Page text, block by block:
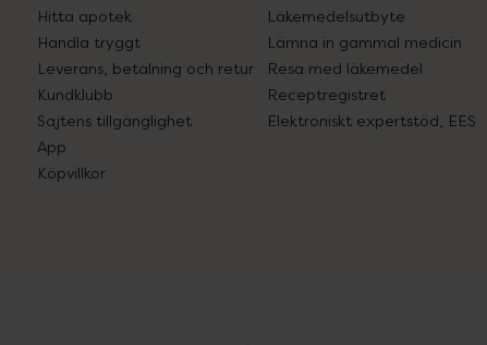
Hitta apotek
Handla tryggt
Leverans, betalning och retur
Kundklubb
Sajtens tillgänglighet
App
Köpvillkor
Läkemedelsutbyte
Lämna in gammal medicin
Resa med läkemedel
Receptregistret
Elektroniskt expertstöd, EES